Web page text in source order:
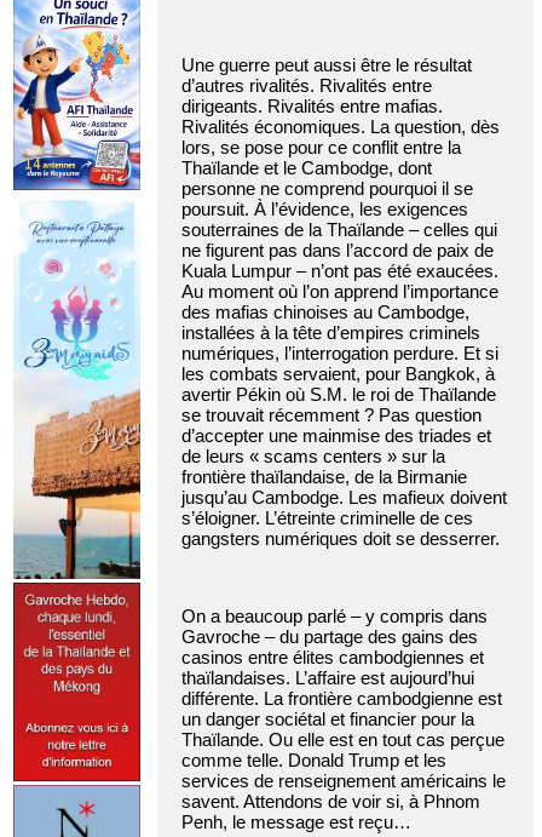
Une guerre peut aussi être le résultat
d’autres rivalités. Rivalités entre
dirigeants. Rivalités entre mafias.
Rivalités économiques. La question, dès
lors, se pose pour ce conflit entre la
Thaïlande et le Cambodge, dont
personne ne comprend pourquoi il se
poursuit. À l’évidence, les exigences
souterraines de la Thaïlande – celles qui
ne figurent pas dans l’accord de paix de
Kuala Lumpur – n’ont pas été exaucées.
Au moment où l’on apprend l’importance
des mafias chinoises au Cambodge,
installées à la tête d’empires criminels
numériques, l’interrogation perdure. Et si
les combats servaient, pour Bangkok, à
avertir Pékin où S.M. le roi de Thaïlande
se trouvait récemment ? Pas question
d’accepter une mainmise des triades et
de leurs « scams centers » sur la
frontière thaïlandaise, de la Birmanie
jusqu’au Cambodge. Les mafieux doivent
s’éloigner. L’étreinte criminelle de ces
gangsters numériques doit se desserrer.
On a beaucoup parlé – y compris dans
Gavroche – du partage des gains des
casinos entre élites cambodgiennes et
thaïlandaises. L’affaire est aujourd’hui
différente. La frontière cambodgienne est
un danger sociétal et financier pour la
Thaïlande. Ou elle est en tout cas perçue
comme telle. Donald Trump et les
services de renseignement américains le
savent. Attendons de voir si, à Phnom
Penh, le message est reçu…